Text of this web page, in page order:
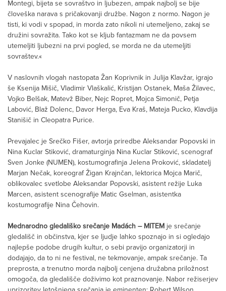
Montegi, bijeta se sovraštvo in ljubezen, ampak najbolj se bije
človeška narava s pričakovanji družbe. Nagon z normo. Nagon je
tisti, ki vodi v spopad, in morda zato nikoli ni utemeljeno, zakaj se
družini sovražita. Tako kot se kljub fantazmam ne da povsem
utemeljiti ljubezni na prvi pogled, se morda ne da utemeljiti
sovraštev.«
V naslovnih vlogah nastopata Žan Koprivnik in Julija Klavžar, igrajo
še Ksenija Mišič, Vladimir Vlaškalić, Kristijan Ostanek, Maša Žilavec,
Vojko Belšak, Matevž Biber, Nejc Ropret, Mojca Simonič, Petja
Labović, Blaž Dolenc, Davor Herga, Eva Kraš, Mateja Pucko, Klavdija
Stanišič in Cleopatra Purice.
Prevajalec je Srečko Fišer, avtorja priredbe Aleksandar Popovski in
Nina Kuclar Stiković, dramaturginja Nina Kuclar Stiković, scenograf
Sven Jonke (NUMEN), kostumografinja Jelena Proković, skladatelj
Marjan Nečak, koreograf Žigan Krajnčan, lektorica Mojca Marič,
oblikovalec svetlobe Aleksandar Popovski, asistent režije Luka
Marcen, asistent scenografije Matic Gselman, asistentka
kostumografije Nina Čehovin.
Mednarodno gledališko srečanje Madách – MITEM je srečanje
gledališč in občinstva, kjer se ljudje lahko spoznajo in si ogledajo
najlepše podobe drugih kultur, o sebi pravijo organizatorji in
dodajajo, da to ni ne festival, ne tekmovanje, ampak srečanje. Ta
preprosta, a trenutno morda najbolj cenjena družabna priložnost
omogoča, da gledališče doživimo kot praznovanje. Nabor režiserjev